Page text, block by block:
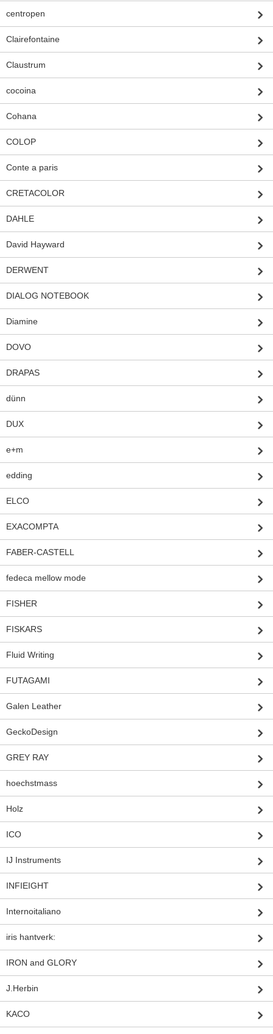
centropen
Clairefontaine
Claustrum
cocoina
Cohana
COLOP
Conte a paris
CRETACOLOR
DAHLE
David Hayward
DERWENT
DIALOG NOTEBOOK
Diamine
DOVO
DRAPAS
dünn
DUX
e+m
edding
ELCO
EXACOMPTA
FABER-CASTELL
fedeca mellow mode
FISHER
FISKARS
Fluid Writing
FUTAGAMI
Galen Leather
GeckoDesign
GREY RAY
hoechstmass
Holz
ICO
IJ Instruments
INFIEIGHT
Internoitaliano
iris hantverk:
IRON and GLORY
J.Herbin
KACO